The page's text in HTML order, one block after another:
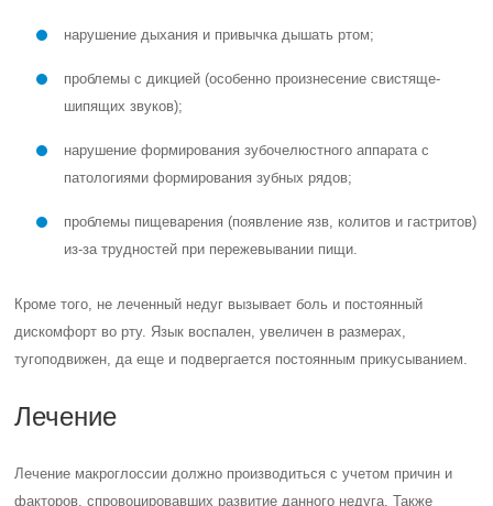
нарушение дыхания и привычка дышать ртом;
проблемы с дикцией (особенно произнесение свистяще-
шипящих звуков);
нарушение формирования зубочелюстного аппарата с
патологиями формирования зубных рядов;
проблемы пищеварения (появление язв, колитов и гастритов)
из-за трудностей при пережевывании пищи.
Кроме того, не леченный недуг вызывает боль и постоянный
дискомфорт во рту. Язык воспален, увеличен в размерах,
тугоподвижен, да еще и подвергается постоянным прикусыванием.
Лечение
Лечение макроглоссии должно производиться с учетом причин и
факторов, спровоцировавших развитие данного недуга. Также